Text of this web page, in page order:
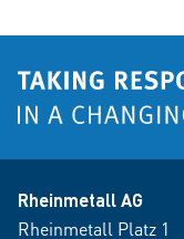
Rheinmetall AG
Rheinmetall Platz 1